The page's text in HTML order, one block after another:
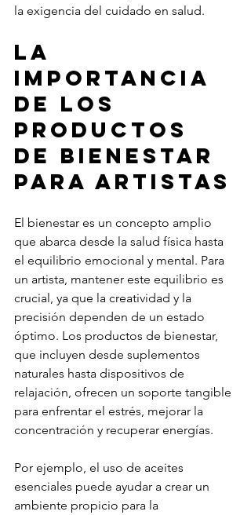
la exigencia del cuidado en salud.
La
importancia
de los
productos
de bienestar
para artistas
El bienestar es un concepto amplio
que abarca desde la salud física hasta
el equilibrio emocional y mental. Para
un artista, mantener este equilibrio es
crucial, ya que la creatividad y la
precisión dependen de un estado
óptimo. Los productos de bienestar,
que incluyen desde suplementos
naturales hasta dispositivos de
relajación, ofrecen un soporte tangible
para enfrentar el estrés, mejorar la
concentración y recuperar energías.
Por ejemplo, el uso de aceites
esenciales puede ayudar a crear un
ambiente propicio para la